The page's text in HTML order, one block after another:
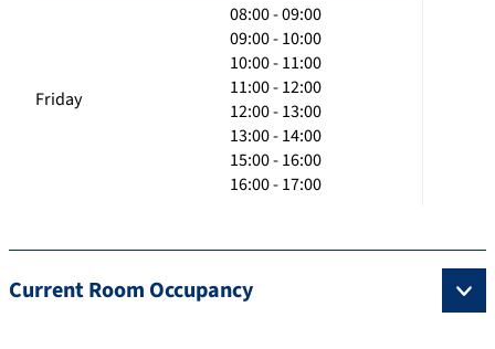
Friday
08:00 - 09:00
09:00 - 10:00
10:00 - 11:00
11:00 - 12:00
12:00 - 13:00
13:00 - 14:00
15:00 - 16:00
16:00 - 17:00
Current Room Occupancy